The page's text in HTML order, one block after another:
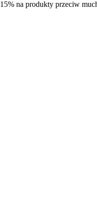
15% na produkty przeciw